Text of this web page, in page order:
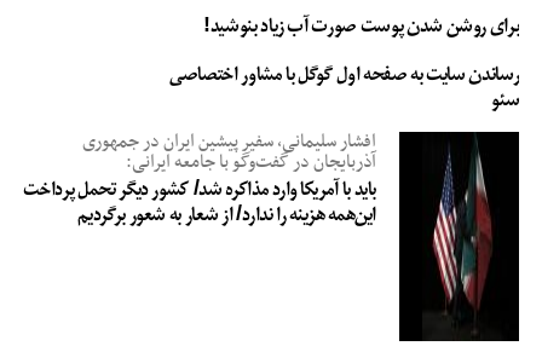
برای روشن شدن پوست صورت آب زیاد بنوشید!
رساندن سایت به صفحه اول گوگل با مشاور اختصاصی
سئو
افشار سلیمانی، سفیر پیشین ایران در جمهوری
آذربایجان در گفت‌وگو با جامعه ایرانی:
باید با آمریکا وارد مذاکره شد/ کشور دیگر تحمل پرداخت
این‌همه هزینه را ندارد/ از شعار به شعور برگردیم